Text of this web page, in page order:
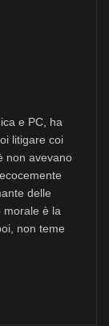
e PC, ha
litigare coi
non avevano
delle
morale è la
non teme